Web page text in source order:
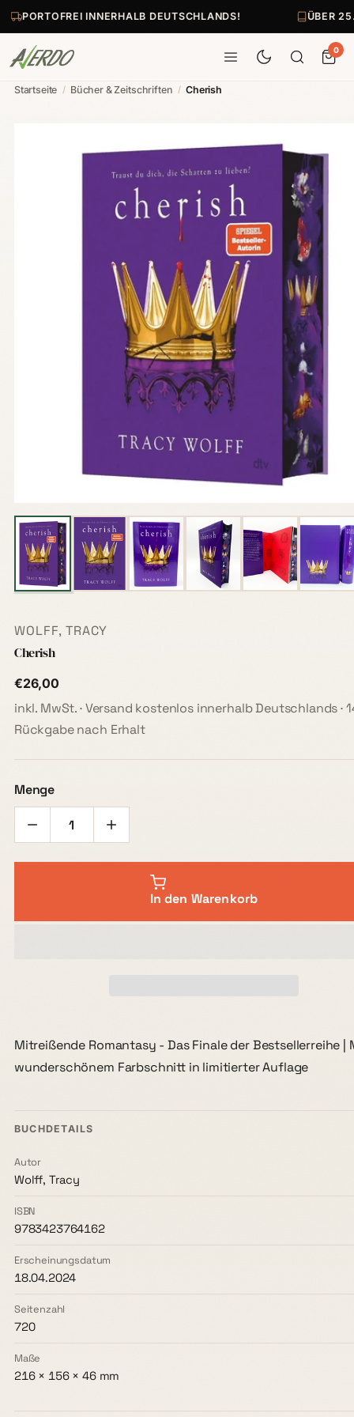
PORTOFREI INNERHALB DEUTSCHLANDS! ÜBER
0
Startseite / Bücher & Zeitschriften / Cherish
WOLFF, TRACY
Cherish
€26,00
inkl. MwSt. · Versand kostenlos innerhalb Deutschlands ·
Rückgabe nach Erhalt
Menge
In den Warenkorb
Mitreißende Romantasy - Das Finale der Bestsellerreihe |
wunderschönem Farbschnitt in limitierter Auflage
BUCHDETAILS
Autor
Wolff, Tracy
ISBN
9783423764162
Erscheinungsdatum
18.04.2024
Seitenzahl
720
Maße
216 × 156 × 46 mm